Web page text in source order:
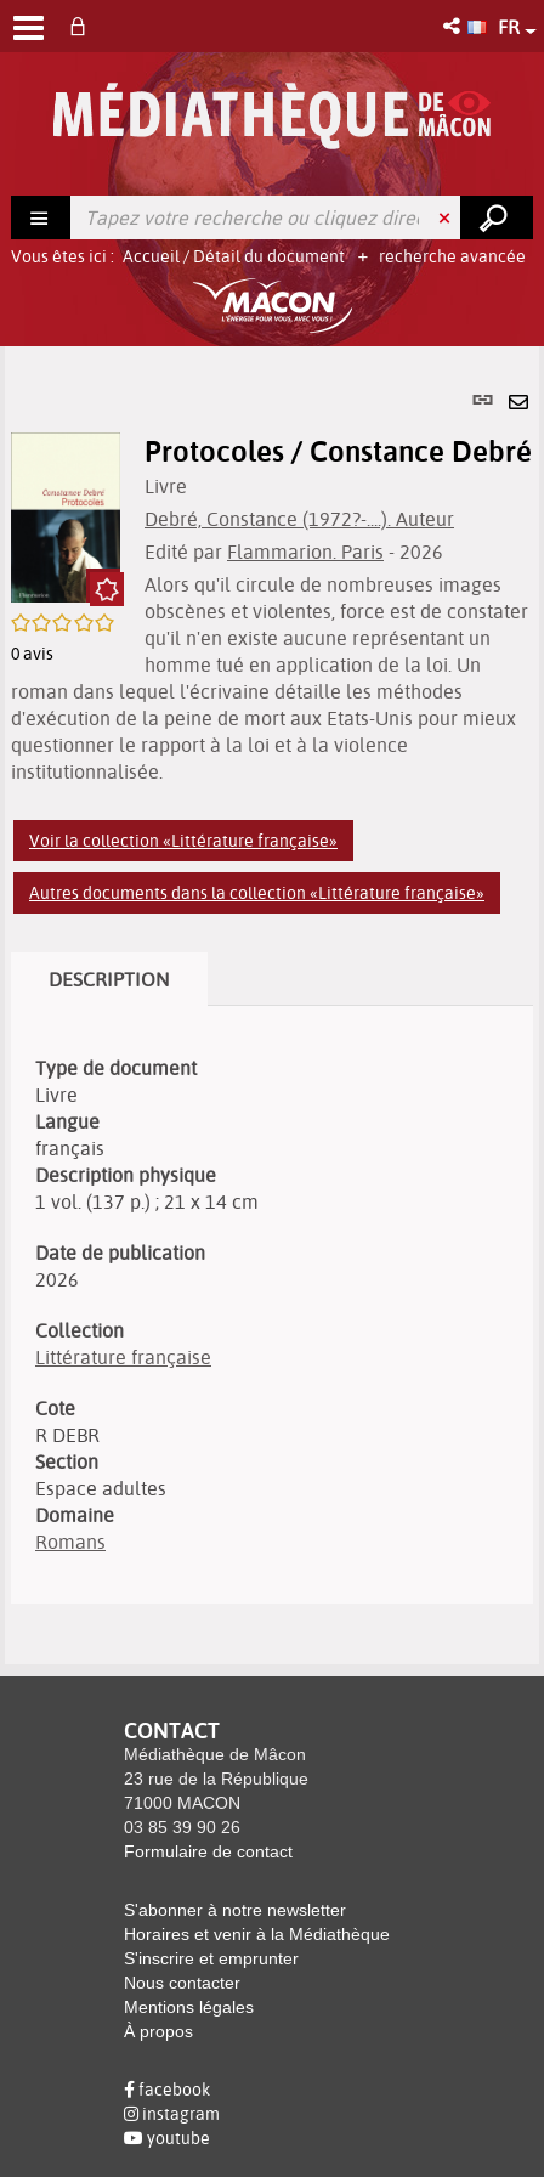
FR
recherche avancée
Vous êtes ici : Accueil/ Détail du document
Lien
/5
0avis
Protocoles / Constance Debré
Livre
Debré, Constance (1972?-....). Auteur
Edité par Flammarion. Paris - 2026
Alors qu'il circule de nombreuses images
obscènes et violentes, force est de constater
qu'il n'en existe aucune représentant un
homme tué en application de la loi. Un
roman dans lequel l'écrivaine détaille les méthodes
d'exécution de la peine de mort aux Etats-Unis pour mieux
questionner le rapport à la loi et à la violence
institutionnalisée.
Voir la collection «Littérature française»
Autres documents dans la collection «Littérature française»
DESCRIPTION
Type de document
Livre
Langue
français
Description physique
1 vol. (137 p.) ; 21 x 14 cm
Date de publication
2026
Collection
Littérature française
Cote
R DEBR
Section
Espace adultes
Domaine
Romans
CONTACT
Médiathèque de Mâcon
23 rue de la République
71000 MACON
03 85 39 90 26
Formulaire de contact
S'abonner à notre newsletter
Horaires et venir à la Médiathèque
S'inscrire et emprunter
Nous contacter
Mentions légales
À propos
facebook
instagram
youtube